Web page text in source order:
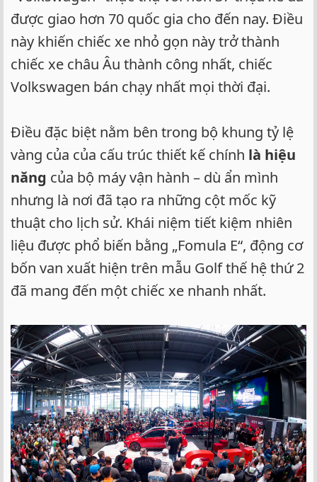
được giao hơn 70 quốc gia cho đến nay. Điều
này khiến chiếc xe nhỏ gọn này trở thành
chiếc xe châu Âu thành công nhất, chiếc
Volkswagen bán chạy nhất mọi thời đại.
Điều đặc biệt nằm bên trong bộ khung tỷ lệ
vàng của của cấu trúc thiết kế chính là hiệu
năng của bộ máy vận hành – dù ẩn mình
nhưng là nơi đã tạo ra những cột mốc kỹ
thuật cho lịch sử. Khái niệm tiết kiệm nhiên
liệu được phổ biến bằng „Fomula E“, động cơ
bốn van xuất hiện trên mẫu Golf thế hệ thứ 2
đã mang đến một chiếc xe nhanh nhất.